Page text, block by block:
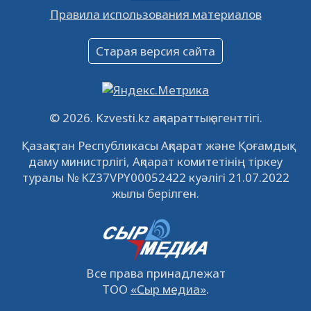
16.12.2022 61071
Объявление
09.12.2022
Свободные рабочие места
встречу с инвесторами в Кызылорде 22
ноября
21.11.2022 14956 0
© 2026. Kzvesti.kz ақпараттық агенттігі.
Қазақстан Республикасы Ақпарат және Қоғамдық
даму министрлігі, Ақпарат комитетінің тіркеу
туралы № KZ37VPY00052422 куәлігі 21.07.2022
жылы берілген.
Все права принадлежат
ТОО «Сыр медиа».
Правила использования материалов
Старая версия сайта